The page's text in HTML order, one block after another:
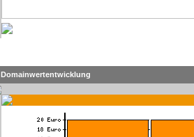
Domainwertentwicklung